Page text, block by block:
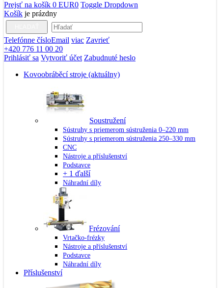
Prejsť na košík 0 EUR0 Toggle Dropdown
Košík je prázdny
Telefónne čísloEmail viac Zavrieť
+420 776 11 00 20
Prihlásiť sa Vytvoriť účet Zabudnuté heslo
Kovoobráběcí stroje (aktuálny)
Soustružení
Sústruhy s priemerom sústruženia 0–220 mm
Sústruhy s priemerom sústruženia 250–330 mm
CNC
Nástroje a příslušenství
Podstavce
+ 1 ďalší
Náhradní díly
Frézování
Vrtačko-frézky
Nástroje a příslušenství
Podstavce
Náhradní díly
Příslušenství